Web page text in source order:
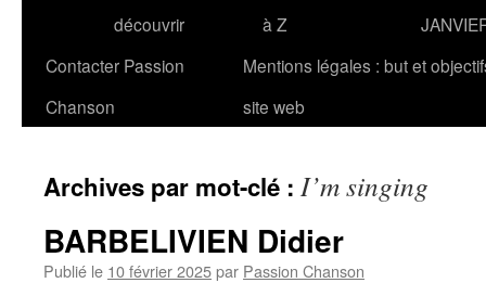
découvrir
à Z
Contacter Passion
Chanson
Mentions légales : but et
site web
Archives par mot-clé : I’m singing
BARBELIVIEN Didier
Publié le 10 février 2025par Passion Chanson